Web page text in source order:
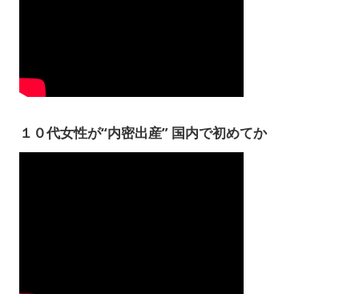
１０代女性が“内密出産” 国内で初めてか